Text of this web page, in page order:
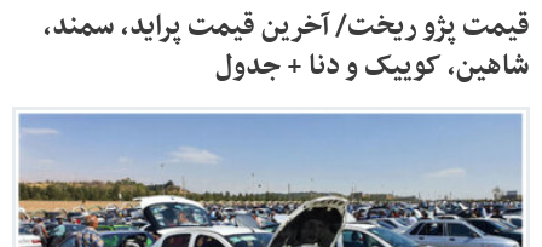
قیمت پژو ریخت/ آخرین قیمت پراید، سمند،
شاهین، کوییک و دنا + جدول